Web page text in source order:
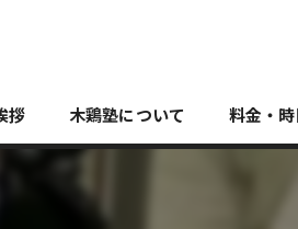
拶 木鶏塾について 料金・